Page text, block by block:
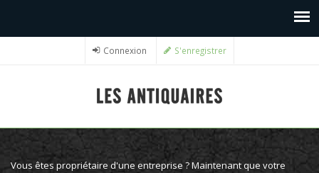
Connexion S'enregistrer
Vous êtes propriétaire d'une entreprise ? Maintenant que votre